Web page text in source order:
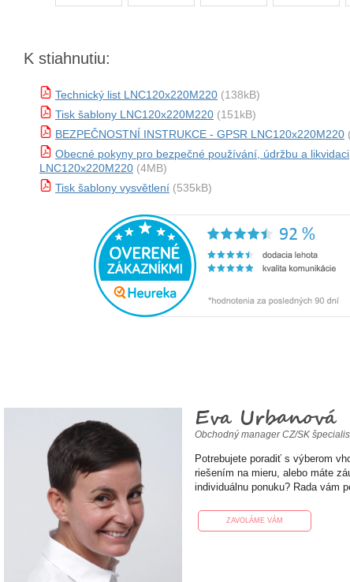
K stiahnutiu:
Technický list LNC120x220M220 (138kB)
Tisk šablony LNC120x220M220 (151kB)
BEZPEČNOSTNÍ INSTRUKCE - GPSR LNC120x220M220
Obecné pokyny pro bezpečné používání, údržbu a likvidaci
LNC120x220M220 (4MB)
Tisk šablony vysvětlení (535kB)
Eva Urbanová
Obchodný manager CZ/SK
Potrebujete poradiť s výberom
riešením na mieru, alebo máte
individuálnu ponuku? Rada vám
ZAVOLÁME VÁM